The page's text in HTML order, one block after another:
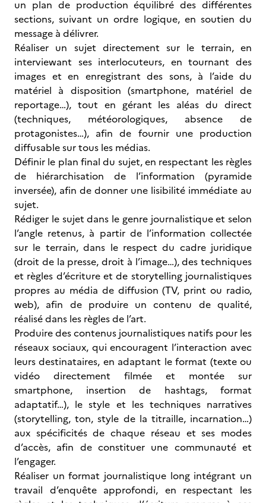
un plan de production équilibré des différentes
sections, suivant un ordre logique, en soutien du
message à délivrer.
Réaliser un sujet directement sur le terrain, en
interviewant ses interlocuteurs, en tournant des
images et en enregistrant des sons, à l’aide du
matériel à disposition (smartphone, matériel de
reportage…), tout en gérant les aléas du direct
(techniques, météorologiques, absence de
protagonistes…), afin de fournir une production
diffusable sur tous les médias.
Définir le plan final du sujet, en respectant les règles
de hiérarchisation de l’information (pyramide
inversée), afin de donner une lisibilité immédiate au
sujet.
Rédiger le sujet dans le genre journalistique et selon
l’angle retenus, à partir de l’information collectée
sur le terrain, dans le respect du cadre juridique
(droit de la presse, droit à l’image…), des techniques
et règles d’écriture et de storytelling journalistiques
propres au média de diffusion (TV, print ou radio,
web), afin de produire un contenu de qualité,
réalisé dans les règles de l’art.
Produire des contenus journalistiques natifs pour les
réseaux sociaux, qui encouragent l’interaction avec
leurs destinataires, en adaptant le format (texte ou
vidéo directement filmée et montée sur
smartphone, insertion de hashtags, format
adaptatif…), le style et les techniques narratives
(storytelling, ton, style de la titraille, incarnation…)
aux spécificités de chaque réseau et ses modes
d’accès, afin de constituer une communauté et
l’engager.
Réaliser un format journalistique long intégrant un
travail d’enquête approfondi, en respectant les